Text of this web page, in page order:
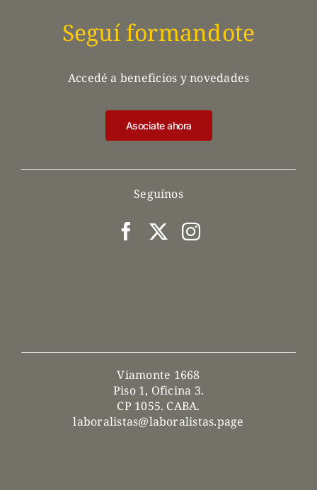
Viamonte 1668
Piso 1, Oficina 3.
CP 1055. CABA.
laboralistas@laboralistas.page
Seguínos
Seguí formandote
Accedé a beneficios y novedades
Asociate ahora